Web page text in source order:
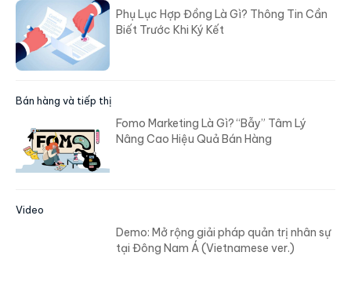
Phụ Lục Hợp Đồng Là Gì? Thông Tin Cần
Biết Trước Khi Ký Kết
Bán hàng và tiếp thị
Fomo Marketing Là Gì? “Bẫy” Tâm Lý
Nâng Cao Hiệu Quả Bán Hàng
Video
Demo: Mở rộng giải pháp quản trị nhân sự
tại Đông Nam Á (Vietnamese ver.)